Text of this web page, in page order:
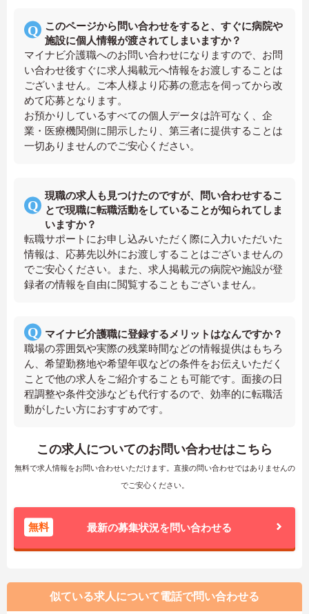
このページから問い合わせをすると、すぐに病院や
施設に個人情報が渡されてしまいますか？
マイナビ介護職へのお問い合わせになりますので、お問
い合わせ後すぐに求人掲載元へ情報をお渡しすることは
ございません。ご本人様より応募の意志を伺ってから改
めて応募となります。
お預かりしているすべての個人データは許可なく、企
業・医療機関側に開示したり、第三者に提供することは
一切ありませんのでご安心ください。
現職の求人も見つけたのですが、問い合わせするこ
とで現職に転職活動をしていることが知られてしま
いますか？
転職サポートにお申し込みいただく際に入力いただいた
情報は、応募先以外にお渡しすることはございませんの
でご安心ください。また、求人掲載元の病院や施設が登
録者の情報を自由に閲覧することもございません。
マイナビ介護職に登録するメリットはなんですか？
職場の雰囲気や実際の残業時間などの情報提供はもちろ
ん、希望勤務地や希望年収などの条件をお伝えいただく
ことで他の求人をご紹介することも可能です。面接の日
程調整や条件交渉なども代行するので、効率的に転職活
動がしたい方におすすめです。
この求人についてのお問い合わせはこちら
無料で求人情報をお問い合わせいただけます。直接の問い合わせではありませんの
でご安心ください。
無料 最新の募集状況を問い合わせる
似ている求人について電話で問い合わせる